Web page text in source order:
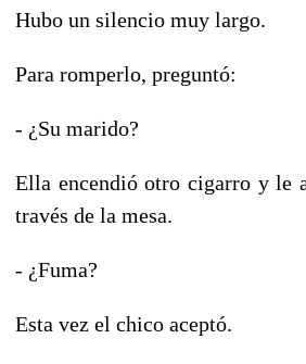
Hubo un silencio muy largo.
Para romperlo, preguntó:
- ¿Su marido?
Ella encendió otro cigarro y le
través de la mesa.
- ¿Fuma?
Esta vez el chico aceptó.